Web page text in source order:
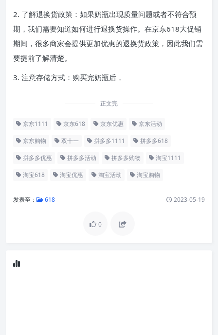
2. 了解退换货政策：如果奶瓶出现质量问题或者不符合预
期，我们需要知道如何进行退换货操作。在京东618大促销
期间，很多商家会提供更加优惠的退换货政策，因此我们需
要提前了解清楚。
3. 注意存储方式：购买完奶瓶后，
正文完
京东1111 京东618 京东优惠 京东活动
京东购物 双十一 拼多多1111 拼多多618
拼多多优惠 拼多多活动 拼多多购物 淘宝1111
淘宝618 淘宝优惠 淘宝活动 淘宝购物
发表至： 618 2023-05-19
0